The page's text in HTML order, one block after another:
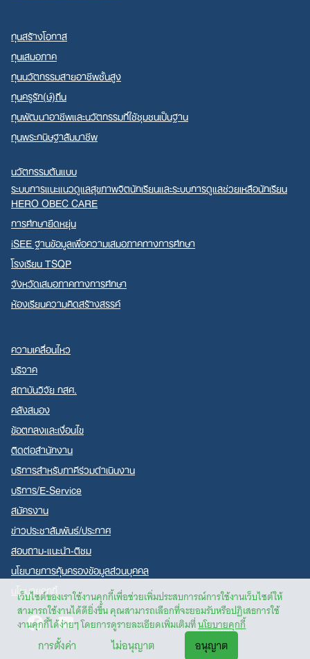
เว็บไซต์ของเราใช้งานคุกกี้เพื่อช่วยเพิ่มประสบการณ์การใช้งานเว็บไซต์ให้
สามารถใช้งานได้ดียิ่งขึ้น คุณสามารถเลือกที่จะยอมรับหรือปฏิเสธการใช้
งานคุกกี้ได้ง่ายๆ โดยการดูรายละเอียดเพิ่มเติมที่นโยบายคุกกี้
การตั้งค่า ไม่อนุญาต อนุญาต
ทุนสร้างโอกาส
ทุนเสมอภาค
ทุนนวัตกรรมสายอาชีพชั้นสูง
ทุนครูรัก(ษ์)ถิ่น
ทุนพัฒนาอาชีพและนวัตกรรมที่ใช้ชุมชนเป็นฐาน
ทุนพระกนิษฐาสัมมาชีพ
นวัตกรรมต้นแบบ
ระบบการแนะแนวดูแลสุขภาพจิตนักเรียนและระบบการดูแลช่วยเหลือนักเรียน
HERO OBEC CARE
การศึกษายืดหยุ่น
iSEE ฐานข้อมูลเพื่อความเสมอภาคทางการศึกษา
โรงเรียน TSQP
จังหวัดเสมอภาคทางการศึกษา
ห้องเรียนความคิดสร้างสรรค์
ความเคลื่อนไหว
บริจาค
สถาบันวิจัย กสศ.
คลังสมอง
ข้อตกลงและเงื่อนไข
ติดต่อสำนักงาน
บริการสำหรับภาคีร่วมดำเนินงาน
บริการ/E-Service
สมัครงาน
ข่าวประชาสัมพันธ์/ประกาศ
สอบถาม-แนะนำ-ติชม
นโยบายการคุ้มครองข้อมูลส่วนบุคคล
นโยบายคุกกี้
FacebookYoutube